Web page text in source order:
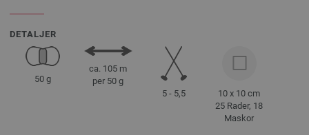
DETALJER
50 g
ca. 105 m
per 50 g
5 - 5,5
10 x 10 cm
25 Rader, 18
Maskor